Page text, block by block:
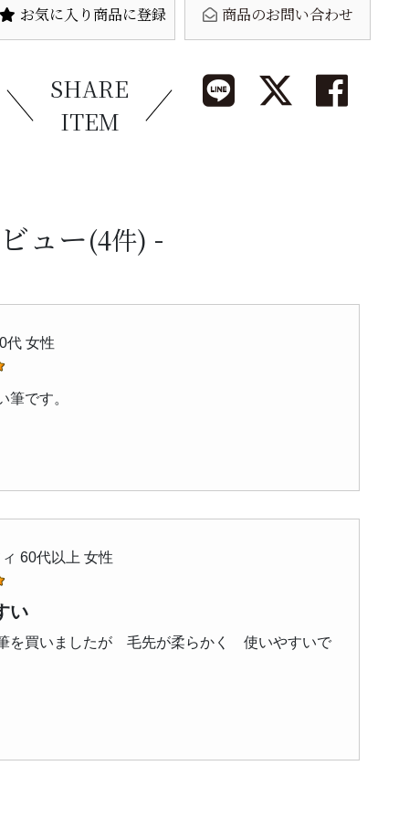
お気に入り商品に登録 商品のお問い合わせ
SHARE
ITEM
ュー(4件)
代 女性
筆です。
60代以上 女性
い
を買いましたが 毛先が柔らかく 使いやすいで